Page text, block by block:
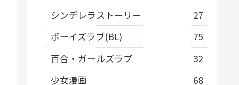
シンデレラストーリー
27
ボーイズラブ(BL)
75
百合・ガールズラブ
32
少女漫画
68